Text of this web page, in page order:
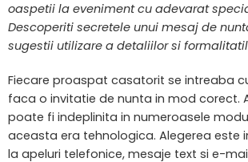
oaspetii la eveniment cu adevarat
Descoperiti secretele unui mesaj de
sugestii utilizare a detaliilor si
Fiecare proaspat casatorit se intreaba
faca o invitatie de nunta in mod corect.
poate fi indeplinita in numeroasele
aceasta era tehnologica. Alegerea este
la apeluri telefonice, mesaje text si e-